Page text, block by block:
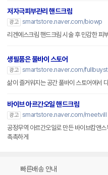
저자극피부관리 핸드크림
광고 smartstore.naver.com/biowp
리겐에스크림 핸드크림 시술 후 민감한 피
생필품은 풀바이 스토어
광고 smartstore.naver.com/
삶이 즐거워지는 공간 풀바이 스토어에서
바이브 아르간오일 핸드크림
광고 smartstore.naver.com/meetvill
공정무역 아르간오일로 만든 바이브캄앤
촉촉하게
빠른배송 안내